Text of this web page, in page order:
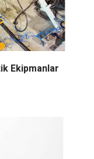
Ekipmanlar